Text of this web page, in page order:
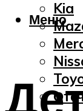
Kia
Меню